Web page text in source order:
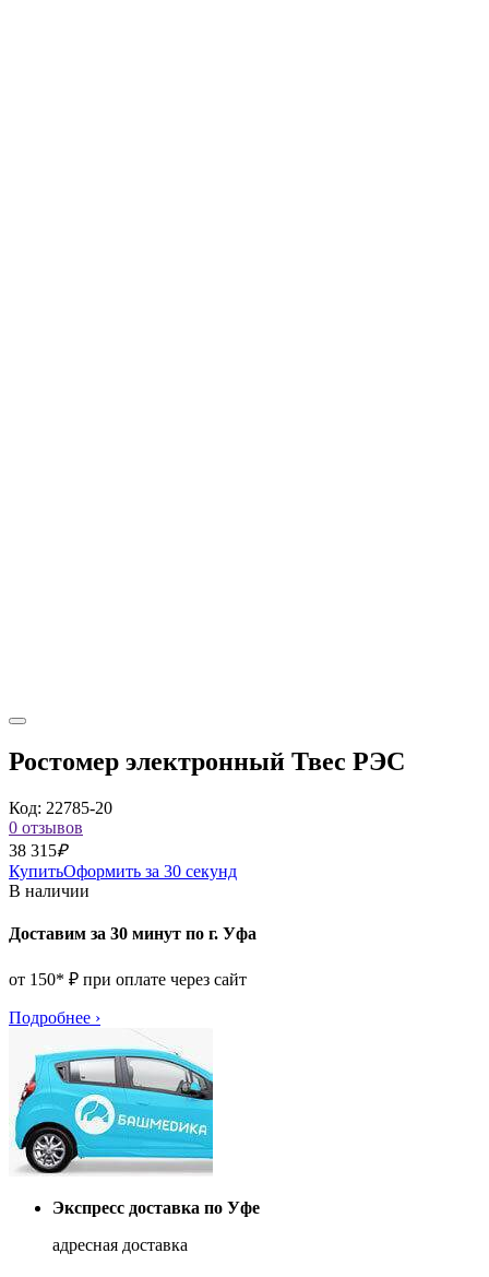
Ростомер электронный Твес РЭС
Код: 22785-20
0 отзывов
38 315₽
КупитьОформить за 30 секунд
В наличии
Доставим за 30 минут по г. Уфа
от 150* ₽ при оплате через сайт
Подробнее ›
Экспресс доставка по Уфе
адресная доставка